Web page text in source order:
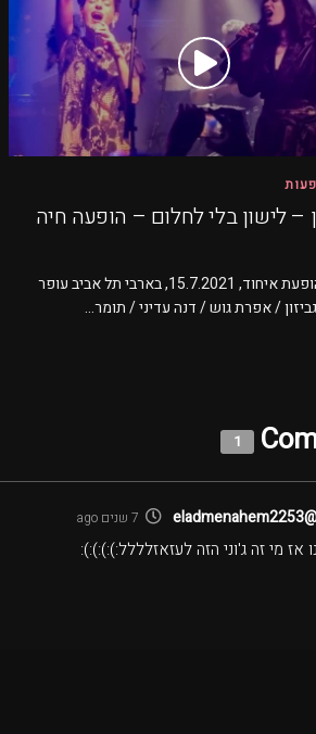
– לישון בלי לחלום – הופעה חיה
מטרופולין בהופעת איחוד, 15.7.2021, בארבי תל אביב עופר
/ אפרת גוש / דנה עדיני / תומר...
1
7 שנים ago
נו אז מי זה ג'וני הזה לעזאזלללל:):):):):